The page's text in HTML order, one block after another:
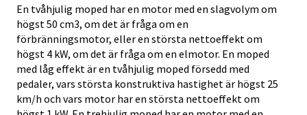
En tvåhjulig moped har en motor med en slagvolym om
högst 50 cm3, om det är fråga om en
förbränningsmotor, eller en största nettoeffekt om
högst 4 kW, om det är fråga om en elmotor. En moped
med låg effekt är en tvåhjulig moped försedd med
pedaler, vars största konstruktiva hastighet är högst 25
km/h och vars motor har en största nettoeffekt om